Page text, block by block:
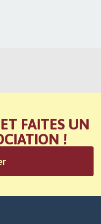
FAITES UN
!